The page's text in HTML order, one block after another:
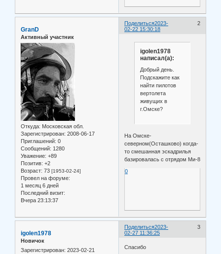
Поделиться 2
2023-
02-22 15:30:18
GranD
Активный участник
Откуда: Московская обл.
Зарегистрирован: 2008-06-17
Приглашений: 0
Сообщений: 1280
Уважение: +89
Позитив: +2
Возраст: 73 [1953-02-24]
Провел на форуме:
1 месяц 6 дней
Последний визит:
Вчера 23:13:37
igolen1978
написал(а):
Добрый день.
Подскажите как
найти пилотов
вертолета
живущих в
г.Омске?
На Омске-
северном(Осташково) когда-
то смешанная эскадрилья
базировалась с отрядом Ми-8
0
Поделиться 3
2023-
02-27 11:36:25
igolen1978
Новичок
Зарегистрирован: 2023-02-21
Спасибо